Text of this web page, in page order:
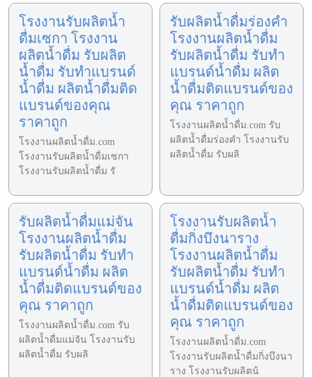
โรงงานรับผลิตน้ำ
ดื่มเซกา โรงงาน
ผลิตน้ำดื่ม รับผลิต
น้ำดื่ม รับทำแบรนด์
น้ำดื่ม ผลิตน้ำดื่มติด
แบรนด์ของคุณ
ราคาถูก
โรงงานผลิตน้ำดื่ม.com
โรงงานรับผลิตน้ำดื่มเซกา
โรงงานรับผลิตน้ำดื่ม รั
รับผลิตน้ำดื่มร่องคำ
โรงงานผลิตน้ำดื่ม
รับผลิตน้ำดื่ม รับทำ
แบรนด์น้ำดื่ม ผลิต
น้ำดื่มติดแบรนด์ของ
คุณ ราคาถูก
โรงงานผลิตน้ำดื่ม.com รับ
ผลิตน้ำดื่มร่องคำ โรงงานรับ
ผลิตน้ำดื่ม รับผลิ
รับผลิตน้ำดื่มแม่จัน
โรงงานผลิตน้ำดื่ม
รับผลิตน้ำดื่ม รับทำ
แบรนด์น้ำดื่ม ผลิต
น้ำดื่มติดแบรนด์ของ
คุณ ราคาถูก
โรงงานผลิตน้ำดื่ม.com รับ
ผลิตน้ำดื่มแม่จัน โรงงานรับ
ผลิตน้ำดื่ม รับผลิ
โรงงานรับผลิตน้ำ
ดื่มกิ่งบึงนาราง
โรงงานผลิตน้ำดื่ม
รับผลิตน้ำดื่ม รับทำ
แบรนด์น้ำดื่ม ผลิต
น้ำดื่มติดแบรนด์ของ
คุณ ราคาถูก
โรงงานผลิตน้ำดื่ม.com
โรงงานรับผลิตน้ำดื่มกิ่งบึงนา
ราง โรงงานรับผลิตน้